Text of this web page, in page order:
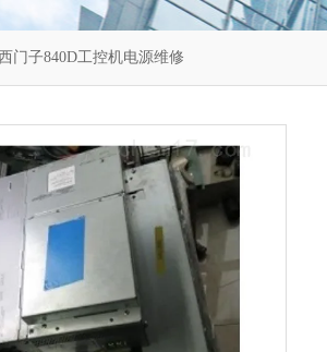
门子840D工控机电源维修